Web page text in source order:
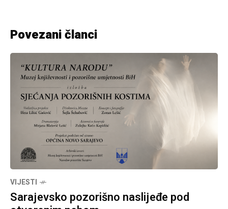
Povezani članci
VIJESTI
Sarajevsko pozorišno naslijeđe pod